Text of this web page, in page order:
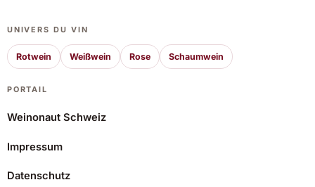
119,79 CHF
UNIVERS DU VIN
Rotwein Weißwein Rose Schaumwein
PORTAIL
Weinonaut Schweiz
Impressum
Datenschutz